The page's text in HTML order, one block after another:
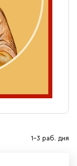
1-3 раб. дня